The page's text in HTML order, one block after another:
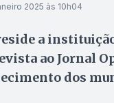
2025 às 10h04
a
ao Jornal
dos